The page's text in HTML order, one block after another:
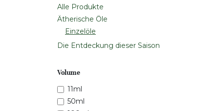
Alle Produkte
Ätherische Öle
Einzelöle
Die Entdeckung dieser Saison
Volume
11ml
50ml